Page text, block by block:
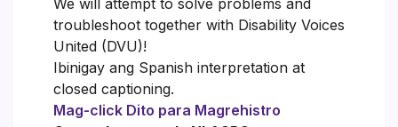
troubleshoot together with Disability Voices
United (DVU)!
Ibinigay ang Spanish interpretation at
closed captioning.
Mag-click Dito para Magrehistro